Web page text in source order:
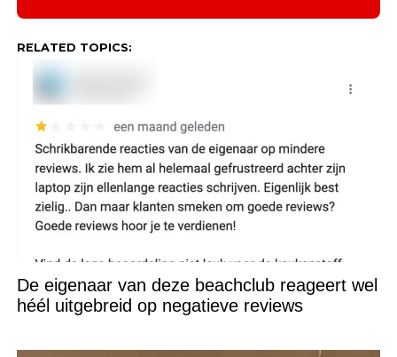
RELATED TOPICS:
De eigenaar van deze beachclub reageert wel
héél uitgebreid op negatieve reviews